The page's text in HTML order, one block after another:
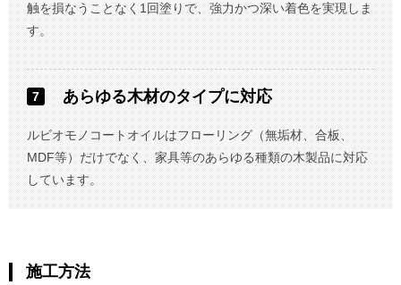
触を損なうことなく1回塗りで、強力かつ深い着色を実現しま
す。
あらゆる木材のタイプに対応
ルビオモノコートオイルはフローリング（無垢材、合板、
MDF等）だけでなく、家具等のあらゆる種類の木製品に対応
しています。
施工方法